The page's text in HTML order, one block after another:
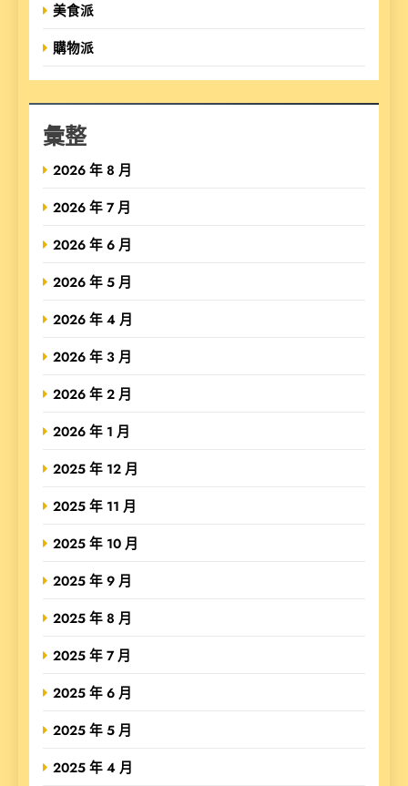
美食派
購物派
彙整
2026 年 8 月
2026 年 7 月
2026 年 6 月
2026 年 5 月
2026 年 4 月
2026 年 3 月
2026 年 2 月
2026 年 1 月
2025 年 12 月
2025 年 11 月
2025 年 10 月
2025 年 9 月
2025 年 8 月
2025 年 7 月
2025 年 6 月
2025 年 5 月
2025 年 4 月